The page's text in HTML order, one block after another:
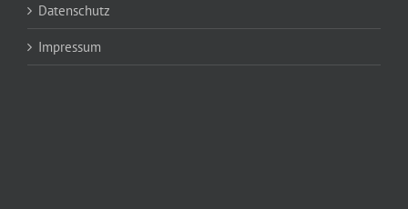
Datenschutz
Impressum